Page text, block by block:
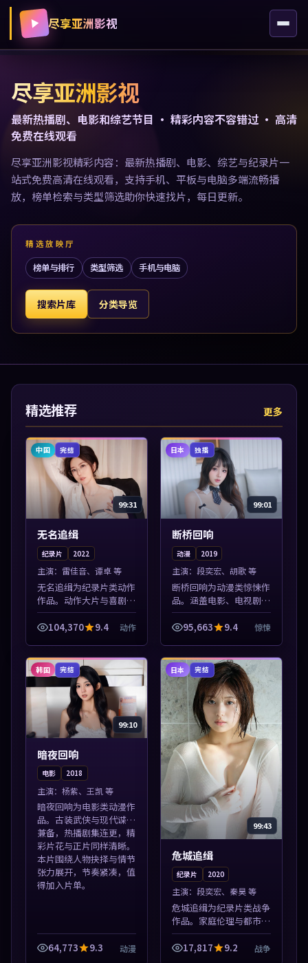
尽享亚洲影视
尽享亚洲影视
最新热播剧、电影和综艺节目 · 精彩内容不容错过 · 高清
免费在线观看
尽享亚洲影视精彩内容：最新热播剧、电影、综艺与纪录片一
站式免费高清在线观看，支持手机、平板与电脑多端流畅播
放，榜单检索与类型筛选助你快速找片，每日更新。
精选放映厅
榜单与排行 类型筛选 手机与电脑
搜索片库 分类导览
精选推荐 更多
中国 完结
99:31
无名追缉
纪录片 2022
主演： 雷佳音、谭卓 等
无名追缉为纪录片类动作
作品。动作大片与喜剧短
片搭配推荐，亚洲影视高
清站，流畅不卡顿。本片
入片单。
104,370 9.4 动作
日本 独播
99:01
断桥回响
动漫 2019
主演： 段奕宏、胡歌 等
断桥回响为动漫类惊悚作
品。涵盖电影、电视剧与
综艺节目，国产精品与海
外佳作并陈，免费在线点
凑，值得加入片...
95,663 9.4 惊悚
韩国 完结
99:10
暗夜回响
电影 2018
主演： 杨紫、王凯 等
暗夜回响为电影类动漫作
品。古装武侠与现代谍战
兼备，热播剧集连更，精
彩片花与正片同样清晰。
本片围绕人物抉择与情节
张力展开，节奏紧凑，值
得加入片单。
64,773 9.3 动漫
日本 完结
99:43
危城追缉
纪录片 2020
主演： 段奕宏、秦昊 等
危城追缉为纪录片类战争
作品。家庭伦理与都市励
志题材丰富，高清免费在
线播放，适合全年龄段观
17,817 9.2 战争